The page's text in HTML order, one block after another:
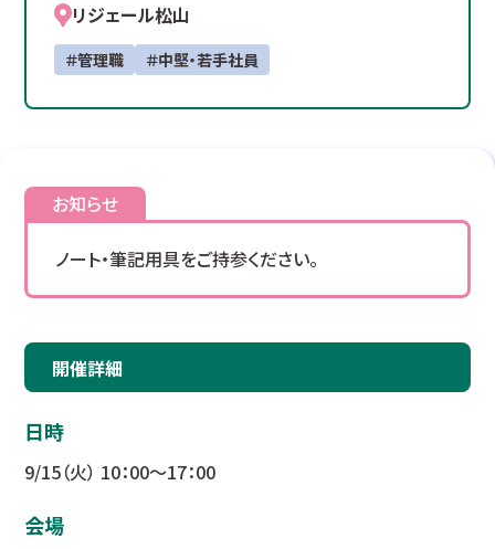
リジェール松山
＃管理職 ＃中堅・若手社員
お知らせ
ノート・筆記用具をご持参ください。
開催詳細
日時
9/15（火） 10：00～17：00
会場